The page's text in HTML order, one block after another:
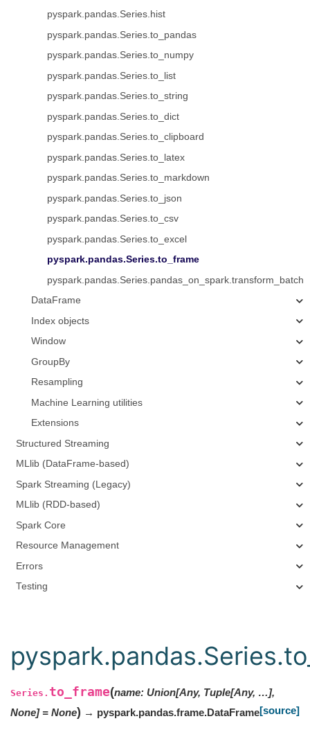
pyspark.pandas.Series.hist
pyspark.pandas.Series.to_pandas
pyspark.pandas.Series.to_numpy
pyspark.pandas.Series.to_list
pyspark.pandas.Series.to_string
pyspark.pandas.Series.to_dict
pyspark.pandas.Series.to_clipboard
pyspark.pandas.Series.to_latex
pyspark.pandas.Series.to_markdown
pyspark.pandas.Series.to_json
pyspark.pandas.Series.to_csv
pyspark.pandas.Series.to_excel
pyspark.pandas.Series.to_frame
pyspark.pandas.Series.pandas_on_spark.transform_batch
DataFrame
Index objects
Window
GroupBy
Resampling
Machine Learning utilities
Extensions
Structured Streaming
MLlib (DataFrame-based)
Spark Streaming (Legacy)
MLlib (RDD-based)
Spark Core
Resource Management
Errors
Testing
Series. to_frame(name: Union[Any, Tuple[Any, …],
None] = None) → pyspark.pandas.frame.DataFrame[source]